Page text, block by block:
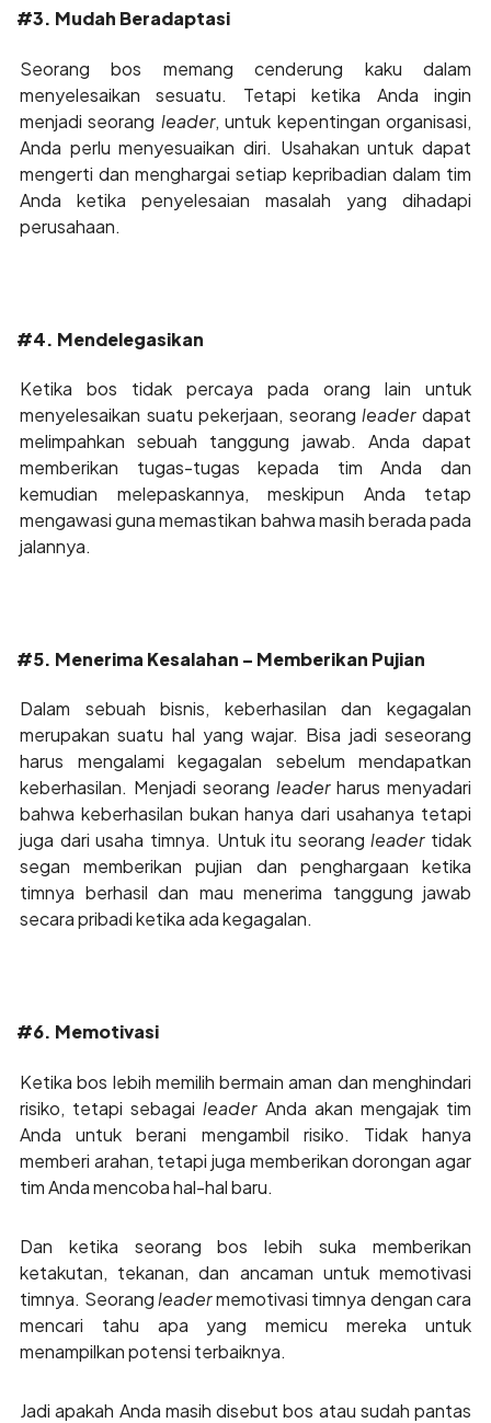
#3. Mudah Beradaptasi
Seorang bos memang cenderung kaku dalam
menyelesaikan sesuatu. Tetapi ketika Anda ingin
menjadi seorang leader, untuk kepentingan organisasi,
Anda perlu menyesuaikan diri. Usahakan untuk dapat
mengerti dan menghargai setiap kepribadian dalam tim
Anda ketika penyelesaian masalah yang dihadapi
perusahaan.
#4. Mendelegasikan
Ketika bos tidak percaya pada orang lain untuk
menyelesaikan suatu pekerjaan, seorangleaderdapat
melimpahkan sebuah tanggung jawab. Anda dapat
memberikan tugas-tugas kepada tim Anda dan
kemudian melepaskannya, meskipun Anda tetap
mengawasi guna memastikan bahwa masih berada pada
jalannya.
#5. Menerima Kesalahan – Memberikan Pujian
Dalam sebuah bisnis, keberhasilan dan kegagalan
merupakan suatu hal yang wajar. Bisa jadi seseorang
harus mengalami kegagalan sebelum mendapatkan
keberhasilan. Menjadi seorang leaderharus menyadari
bahwa keberhasilan bukan hanya dari usahanya tetapi
juga dari usaha timnya. Untuk itu seorangleader tidak
segan memberikan pujian dan penghargaan ketika
timnya berhasil dan mau menerima tanggung jawab
secara pribadi ketika ada kegagalan.
#6. Memotivasi
Ketika bos lebih memilih bermain aman dan menghindari
risiko, tetapi sebagaileader Anda akan mengajak tim
Anda untuk berani mengambil risiko. Tidak hanya
memberi arahan, tetapi juga memberikan dorongan agar
tim Anda mencoba hal-hal baru.
Dan ketika seorang bos lebih suka memberikan
ketakutan, tekanan, dan ancaman untuk memotivasi
timnya. Seorangleadermemotivasi timnya dengan cara
mencari tahu apa yang memicu mereka untuk
menampilkan potensi terbaiknya.
Jadi apakah Anda masih disebut bos atau sudah pantas